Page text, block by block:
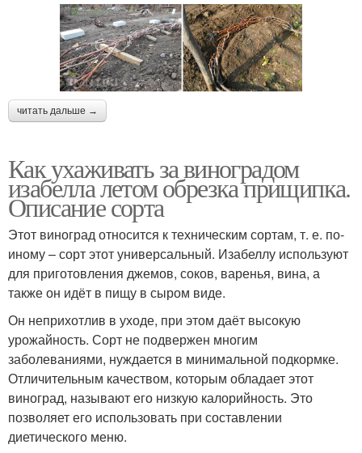
читать дальше →
Как ухаживать за виноградом
изабелла летом обрезка прищипка.
Описание сорта
Этот виноград относится к техническим сортам, т. е. по-
иному – сорт этот универсальный. Изабеллу используют
для приготовления джемов, соков, варенья, вина, а
также он идёт в пищу в сыром виде.
Он неприхотлив в уходе, при этом даёт высокую
урожайность. Сорт не подвержен многим
заболеваниями, нуждается в минимальной подкормке.
Отличительным качеством, которым обладает этот
виноград, называют его низкую калорийность. Это
позволяет его использовать при составлении
диетического меню.